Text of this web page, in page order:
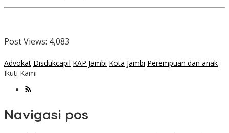
Post Views: 4,083
Advokat Disdukcapil KAP Jambi Kota Jambi Perempuan dan anak
Ikuti Kami
Navigasi pos